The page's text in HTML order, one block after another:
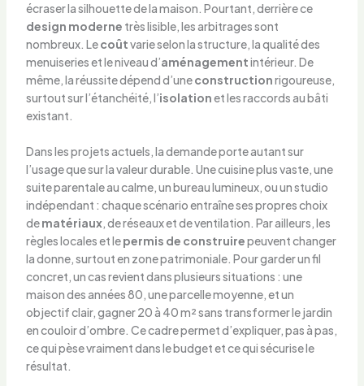
écraser la silhouette de la maison. Pourtant, derrière ce
design moderne très lisible, les arbitrages sont
nombreux. Lecoûtvarie selon la structure, la qualité des
menuiseries et le niveau d’aménagementintérieur. De
même, la réussite dépend d’uneconstructionrigoureuse,
surtout sur l’étanchéité, l’isolationet les raccords au bâti
existant.
Dans les projets actuels, la demande porte autant sur
l’usage que sur la valeur durable. Une cuisine plus vaste, une
suite parentale au calme, un bureau lumineux, ou un studio
indépendant : chaque scénario entraîne ses propres choix
dematériaux, de réseaux et de ventilation. Par ailleurs, les
règles locales et lepermis de construirepeuvent changer
la donne, surtout en zone patrimoniale. Pour garder un fil
concret, un cas revient dans plusieurs situations : une
maison des années 80, une parcelle moyenne, et un
objectif clair, gagner 20 à 40 m² sans transformer le jardin
en couloir d’ombre. Ce cadre permet d’expliquer, pas à pas,
ce qui pèse vraiment dans le budget et ce qui sécurise le
résultat.